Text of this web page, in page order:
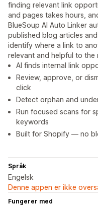
finding relevant link
and pages takes hours,
BlueSoup AI Auto Linker
published blog articles
identify where a link to
relevant and helpful to the
AI finds internal link
Review, approve, or
click
Detect orphan and
Run focused scans for
keywords
Built for Shopify — no
Språk
Engelsk
Denne appen er ikke
Fungerer med